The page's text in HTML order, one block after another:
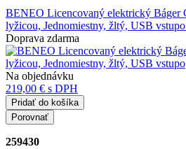
BENEO Licencovaný elektrický Báger
lyžicou, Jednomiestny, žltý, USB vstupo
Doprava zdarma
Na objednávku
219,00 € s DPH
Pridať do košíka
Porovnať
259430